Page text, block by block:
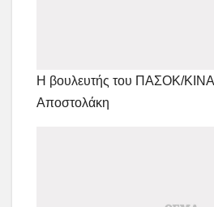
Η βουλευτής του ΠΑΣΟΚ/
Αποστολάκη